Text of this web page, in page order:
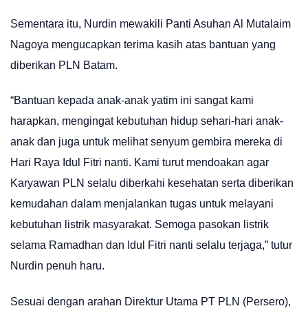
Sementara itu, Nurdin mewakili Panti Asuhan Al Mutalaim
Nagoya mengucapkan terima kasih atas bantuan yang
diberikan PLN Batam.
“Bantuan kepada anak-anak yatim ini sangat kami
harapkan, mengingat kebutuhan hidup sehari-hari anak-
anak dan juga untuk melihat senyum gembira mereka di
Hari Raya Idul Fitri nanti. Kami turut mendoakan agar
Karyawan PLN selalu diberkahi kesehatan serta diberikan
kemudahan dalam menjalankan tugas untuk melayani
kebutuhan listrik masyarakat. Semoga pasokan listrik
selama Ramadhan dan Idul Fitri nanti selalu terjaga,” tutur
Nurdin penuh haru.
Sesuai dengan arahan Direktur Utama PT PLN (Persero),